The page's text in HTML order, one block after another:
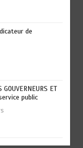
de
ET
public
ouvre la voie pour